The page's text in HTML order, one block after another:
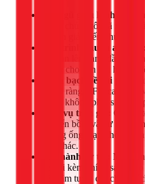
Đội ngũ giàu kinh
nghề, chúng tôi đã xử lý
từ đơn giản đến phức tạp.
Quy trình chuẩn an toàn:
an toàn lên hàng đầu, từ
móng cho đến khi hoàn
Minh bạch về chi phí:
yết rõ ràng. 1Fix cam kết
công, không phát sinh chi
Dịch vụ trọn gói:
Chúng
chuyển bồn, vật tư cho
đường ống, bạn không
nào khác.
Bảo hành uy tín:
Mọi
đều đi kèm chính sách
yên tâm tuyệt đối cho